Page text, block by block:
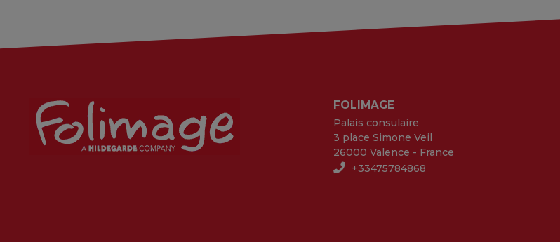
FOLIMAGE
Palais consulaire
3 place Simone Veil
26000 Valence - France
+33475784868